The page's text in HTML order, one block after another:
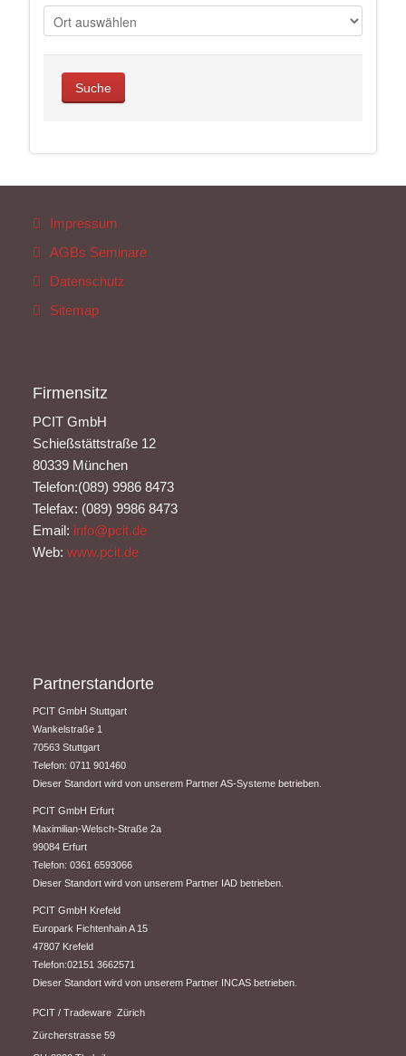
Impressum
AGBs Seminare
Datenschutz
Sitemap
Firmensitz
PCIT GmbH
Schießstättstraße 12
80339 München
Telefon:(089) 9986 8473
Telefax: (089) 9986 8473
Email: info@pcit.de
Web:www.pcit.de
Partnerstandorte
PCIT GmbH Stuttgart
​Wankelstraße 1
70563 Stuttgart
Telefon: 0711 901460
Dieser Standort wird von unserem Partner AS-Systeme betrieben.
PCIT GmbH Erfurt
​Maximilian-Welsch-Straße 2a
99084 Erfurt
Telefon: 0361 6593066
Dieser Standort wird von unserem Partner IAD betrieben.
PCIT GmbH Krefeld
Europark Fichtenhain A 15
47807 Krefeld
Telefon:02151 3662571
Dieser Standort wird von unserem Partner INCAS betrieben.
PCIT / Tradeware Zürich
Zürcherstrasse 59